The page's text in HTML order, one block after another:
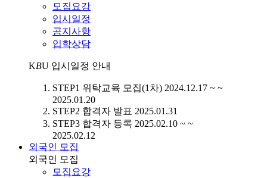
모집요강
입시일정
공지사항
입학상담
KBU 입시일정 안내
STEP1 위탁교육 모집(1차) 2024.12.17 ~ ~
2025.01.20
STEP2 합격자 발표 2025.01.31
STEP3 합격자 등록 2025.02.10 ~ ~
2025.02.12
외국인 모집
외국인 모집
모집요강